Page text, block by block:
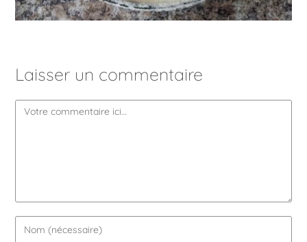
Laisser un commentaire